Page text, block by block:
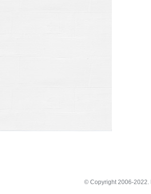
© Copyright 2006-2022.